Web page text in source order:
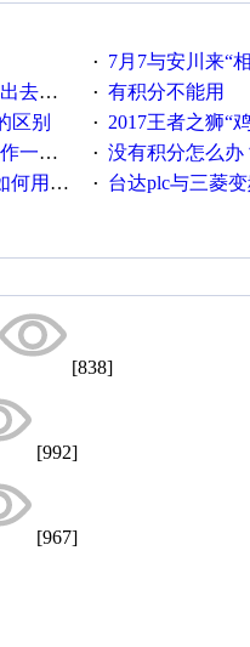
· 7月7与安川来“
特别注意啊 · 有积分不能用
区别 · 2017王者之狮“鸡”情签到
还原系统。 · 没有积分怎么办
托各位大神了！ · 台达plc与三菱
[838]
[992]
[967]